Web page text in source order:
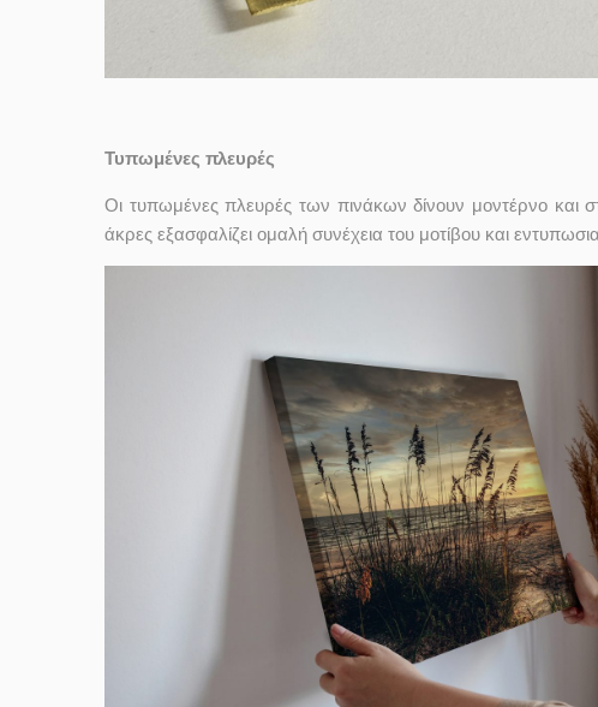
Τυπωμένες πλευρές
Οι τυπωμένες πλευρές των πινάκων δίνουν μοντέρνο και
άκρες εξασφαλίζει ομαλή συνέχεια του μοτίβου και